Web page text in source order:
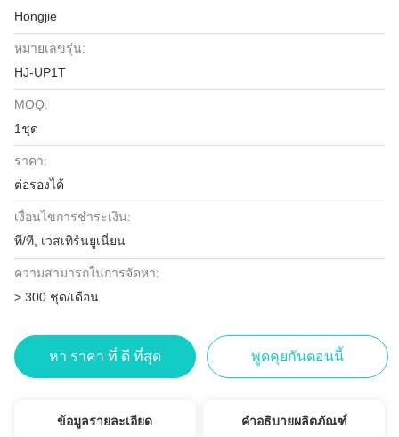
Hongjie
หมายเลขรุ่น:
HJ-UP1T
MOQ:
1ชุด
ราคา:
ต่อรองได้
เงื่อนไขการชำระเงิน:
ที/ที, เวสเทิร์นยูเนี่ยน
ความสามารถในการจัดหา:
> 300 ชุด/เดือน
หา ราคา ที่ ดี ที่สุด พูดคุยกันตอนนี้
ข้อมูลรายละเอียด คำอธิบายผลิตภัณฑ์